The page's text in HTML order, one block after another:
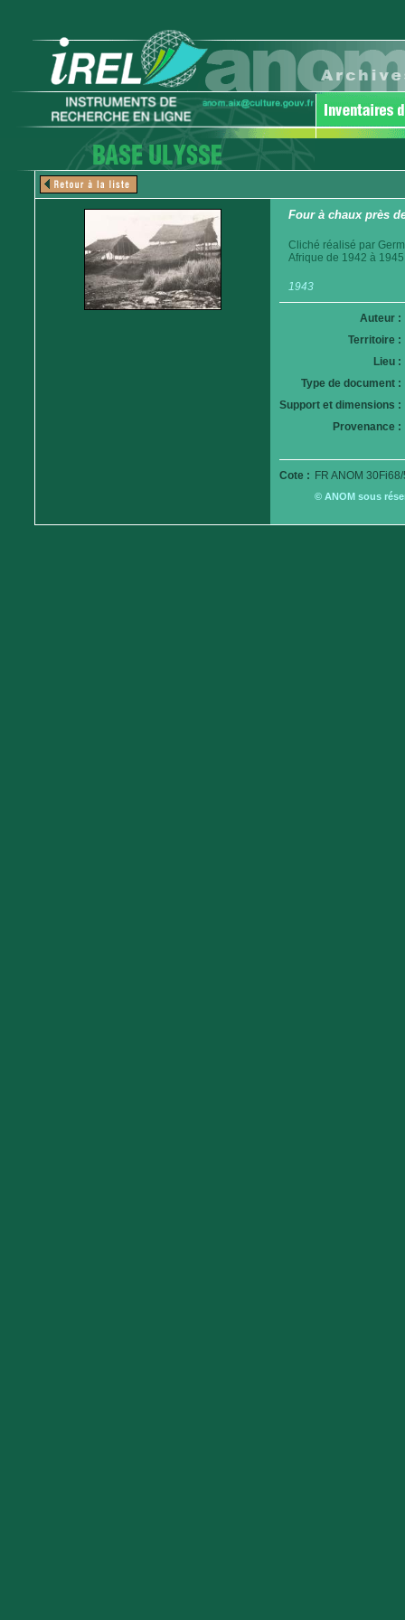
Four à chaux près
Cliché réalisé par
Afrique de 1942 à
1943
Auteur :
Territoire :
Lieu :
Type de document :
Support et dimensions :
Provenance :
Cote : FR ANOM
© ANOM sous